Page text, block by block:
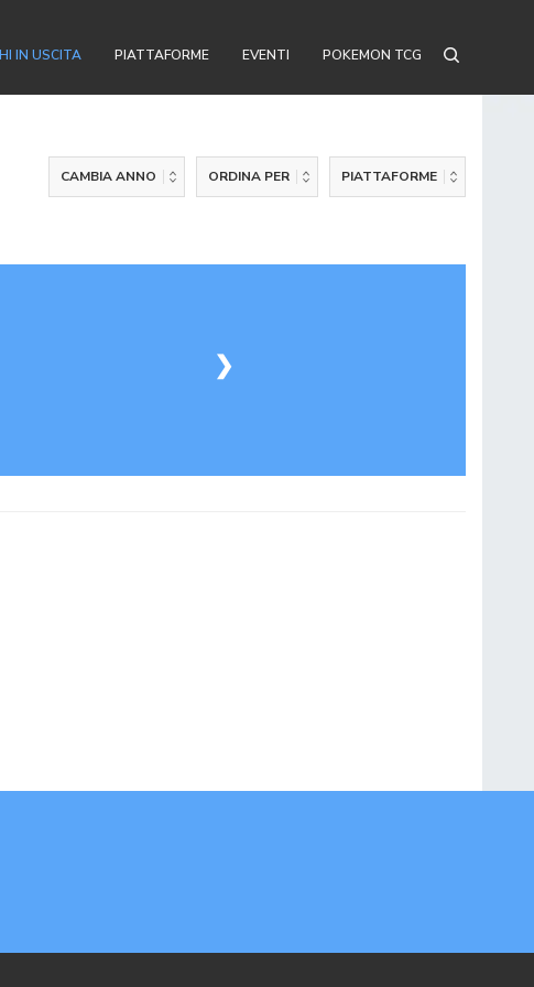
IN USCITA PIATTAFORME EVENTI POKEMON TCG
CAMBIA ANNO ORDINA PER PIATTAFORME
❯